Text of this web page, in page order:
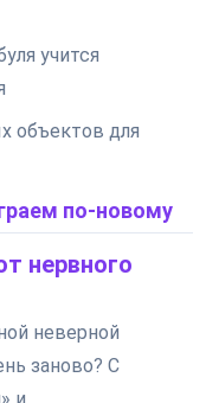
учится
объектов для
по-новому
нервного
неверной
заново? С